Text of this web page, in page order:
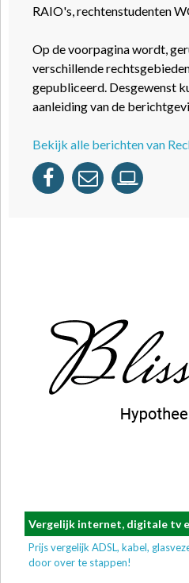
RAIO's, rechtenstudenten
Op de voorpagina wordt,
verschillende
gepubliceerd. Desgewenst
aanleiding van de
Bekijk alle berichten van
Vergelijk internet, digitale tv
Prijs vergelijk ADSL, kabel,
door over te stappen!